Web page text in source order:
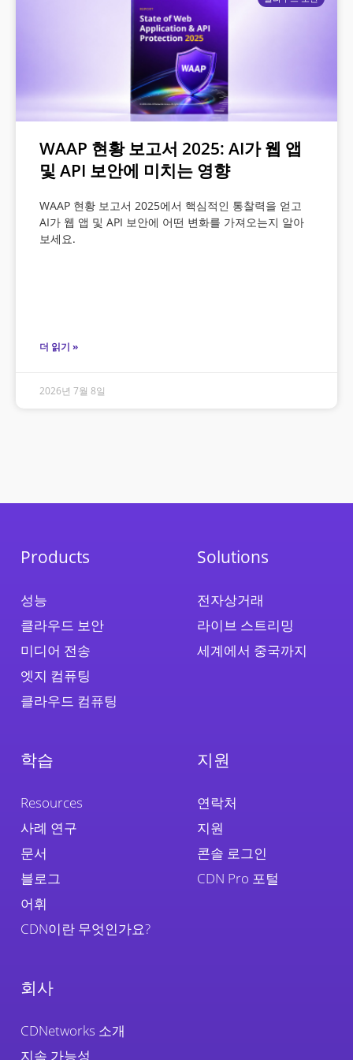
WAAP 현황 보고서 2025: AI가 웹 앱
및 API 보안에 미치는 영향
WAAP 현황 보고서 2025에서 핵심적인 통찰력을 얻고
AI가 웹 앱 및 API 보안에 어떤 변화를 가져오는지 알아
보세요.
더 읽기 »
2026년 7월 8일
Products
성능
클라우드 보안
미디어 전송
엣지 컴퓨팅
클라우드 컴퓨팅
Solutions
전자상거래
라이브 스트리밍
세계에서 중국까지
학습
Resources
사례 연구
문서
블로그
어휘
CDN이란 무엇인가요?
지원
연락처
지원
콘솔 로그인
CDN Pro 포털
회사
CDNetworks 소개
지속 가능성